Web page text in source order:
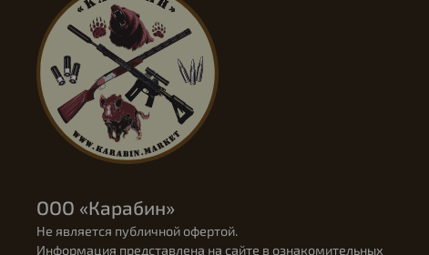
ООО «Карабин»
Не является публичной офертой.
Информация представлена на сайте в ознакомительных